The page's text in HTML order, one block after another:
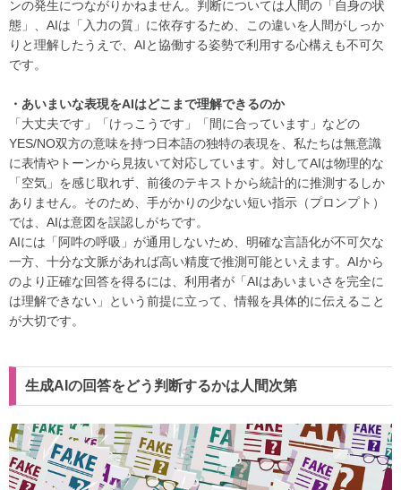
ンの発生につながりかねません。判断については人間の「自身の状
態」、AIは「入力の質」に依存するため、この違いを人間がしっか
りと理解したうえで、AIと協働する姿勢で利用する心構えも不可欠
です。
・あいまいな表現をAIはどこまで理解できるのか
「大丈夫です」「けっこうです」「間に合っています」などの
YES/NO双方の意味を持つ日本語の独特の表現を、私たちは無意識
に表情やトーンから見抜いて対応しています。対してAIは物理的な
「空気」を感じ取れず、前後のテキストから統計的に推測するしか
ありません。そのため、手がかりの少ない短い指示（プロンプト）
では、AIは意図を誤認しがちです。
AIには「阿吽の呼吸」が通用しないため、明確な言語化が不可欠な
一方、十分な文脈があれば高い精度で推測可能といえます。AIから
のより正確な回答を得るには、利用者が「AIはあいまいさを完全に
は理解できない」という前提に立って、情報を具体的に伝えること
が大切です。
生成AIの回答をどう判断するかは人間次第